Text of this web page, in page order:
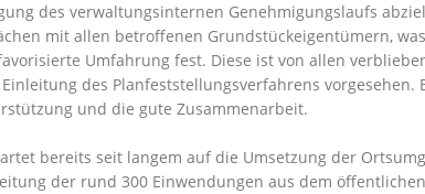
des verwaltungsinternen Genehmigungslaufs
mit allen betroffenen Grundstückeigentümern,
Umfahrung fest. Diese ist von allen
des Planfeststellungsverfahrens
und die gute Zusammenarbeit.
bereits seit langem auf die Umsetzung der
der rund 300 Einwendungen aus dem